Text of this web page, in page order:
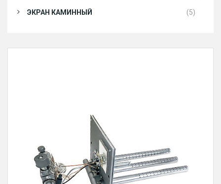
ЭКРАН КАМИННЫЙ (5)